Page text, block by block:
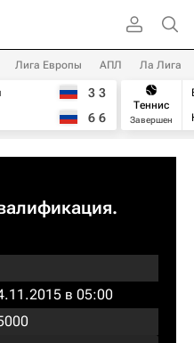
Лига Европы АПЛ Ла Лига
3 3
6 6
Теннис
Завершен
в 05:00